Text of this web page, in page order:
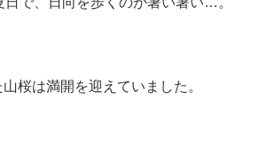
桜は満開を迎えていました。